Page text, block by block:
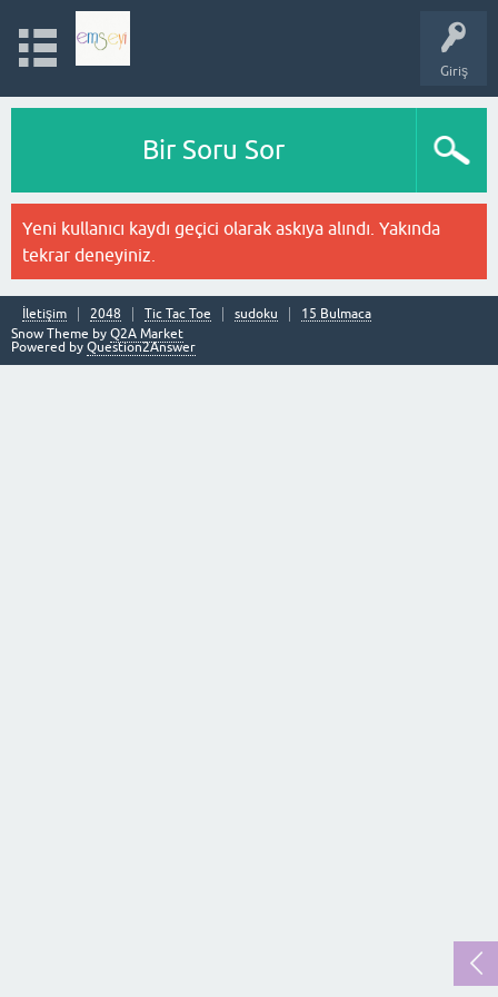
Giriş
Bir Soru Sor
Yeni kullanıcı kaydı geçici olarak askıya alındı. Yakında
tekrar deneyiniz.
İletişim 2048 Tic Tac Toe sudoku
15 Bulmaca
Snow Theme by Q2A Market
Powered by Question2Answer